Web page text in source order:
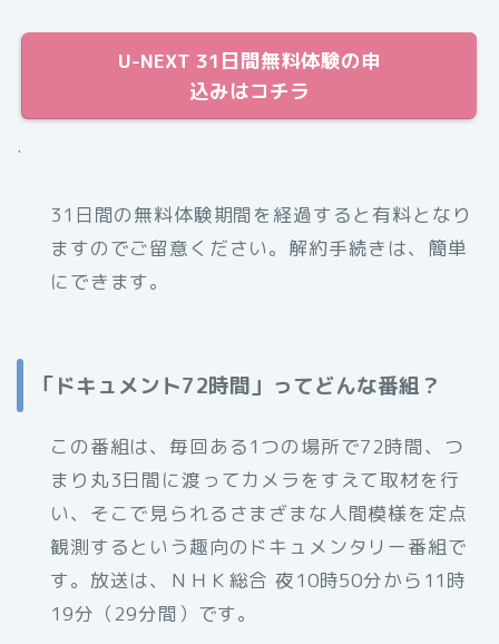
U-NEXT 31日間無料体験の申
込みはコチラ
.
31日間の無料体験期間を経過すると有料となり
ますのでご留意ください。解約手続きは、簡単
にできます。
「ドキュメント72時間」ってどんな番組？
この番組は、毎回ある1つの場所で72時間、つ
まり丸3日間に渡ってカメラをすえて取材を行
い、そこで見られるさまざまな人間模様を定点
観測するという趣向のドキュメンタリー番組で
す。放送は、ＮＨＫ総合 夜10時50分から11時
19分（29分間）です。